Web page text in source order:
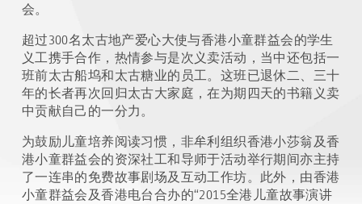
会。
超过300名太古地产爱心大使与香港小童群益会的学生
义工携手合作，热情参与是次义卖活动，当中还包括一
班前太古船坞和太古糖业的员工。这班已退休二、三十
年的长者再次回归太古大家庭，在为期四天的书籍义卖
中贡献自己的一分力。
为鼓励儿童培养阅读习惯，非牟利组织香港小莎翁及香
港小童群益会的资深社工和导师于活动举行期间亦主持
了一连串的免费故事剧场及互动工作坊。此外，由香港
小童群益会及香港电台合办的“2015全港儿童故事演讲